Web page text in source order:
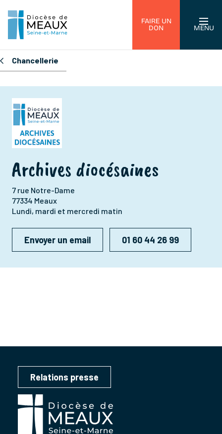
FAIRE UN
DON
MENU
Chancellerie
Archives diocésaines
7 rue Notre-Dame
77334 Meaux
Lundi, mardi et mercredi matin
Envoyer un email 01 60 44 26 99
Relations presse